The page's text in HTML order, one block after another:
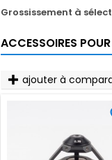
Grossissement à
ACCESSOIRES
ajouter à